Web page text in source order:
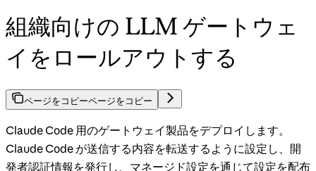
組織向けの LLM ゲートウェ
イをロールアウトする
ページをコピーページをコピー
Claude Code 用のゲートウェイ製品をデプロイします。
Claude Code が送信する内容を転送するように設定し、開
発者認証情報を発行し、マネージド設定を通じて設定を配布